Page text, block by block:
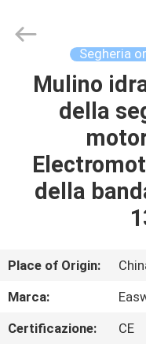
CASA
PRODOTTI
CIRCA
GIRO
DELLA
Import
Segheria
Mulino
della
della
Place of Origin:
Marca:
Certificazione:
CE